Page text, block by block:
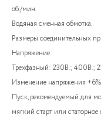
об./мин.
Водяная сменная обмотка.
Размеры соединительных
Напряжение:
Трехфазный: 230В.;
Изменение напряжения
Пуск, рекомендуемый для
мягкий старт или